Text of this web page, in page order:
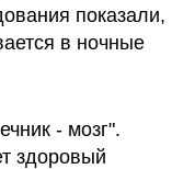
показали,
в ночные
- мозг".
здоровый